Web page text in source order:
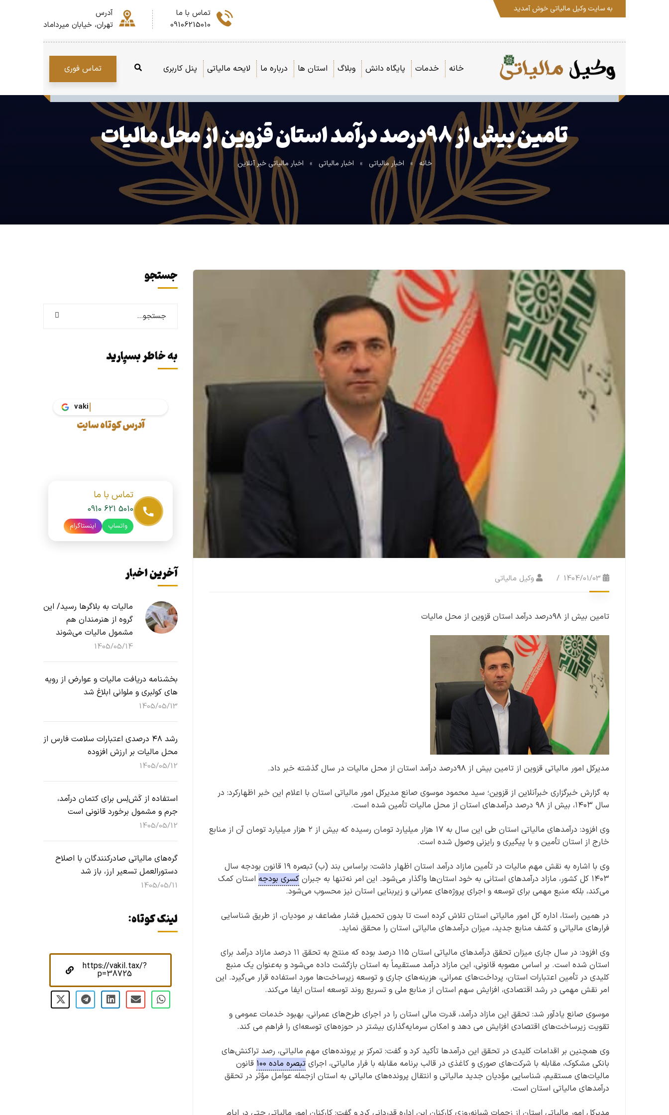
به سایت وکیل مالیاتی خوش آمدید
تماس با ما
09106215010
آدرس
تهران، خیابان میرداماد
خانه خدمات پایگاه دانش وبلاگ استان ها درباره ما لایحه مالیاتی پنل کاربری تماس فوری
تامین بیش از ۹۸درصد درآمد استان قزوین از محل مالیات
خانه » اخبار مالیاتی » اخبار مالیاتی » اخبار مالیاتی خبر آنلاین
1404/01/03 وکیل مالیاتی
تامین بیش از ۹۸درصد درآمد استان قزوین از محل مالیات
مدیرکل امور مالیاتی قزوین از تامین بیش از ۹۸درصد درآمد استان از محل مالیات در سال گذشته خبر داد.
به گزارش خبرگزاری خبرآنلاین از قزوین؛ سید محمود موسوی صانع مدیرکل امور مالیاتی استان با اعلام این خبر اظهارکرد: در
سال ۱۴۰۳، بیش از ۹۸ درصد درآمدهای استان از محل مالیات تأمین شده است.
وی افزود: درآمدهای مالیاتی استان طی این سال به ۱۷ هزار میلیارد تومان رسیده که بیش از ۲ هزار میلیارد تومان آن از منابع
خارج از استان تأمین و با پیگیری و رایزنی وصول شده است.
وی با اشاره به نقش مهم مالیات در تأمین مازاد درآمد استان اظهار داشت: براساس بند (ب) تبصره ۱۹ قانون بودجه سال
۱۴۰۳ کل کشور، مازاد درآمدهای استانی به خود استان‌ها واگذار می‌شود. این امر نه‌تنها به جبران
کسری بودجه استان کمک
می‌کند، بلکه منبع مهمی برای توسعه و اجرای پروژه‌های عمرانی و زیربنایی استان نیز محسوب می‌شود.
در همین راستا، اداره کل امور مالیاتی استان تلاش کرده است تا بدون تحمیل فشار مضاعف بر مودیان، از طریق شناسایی
فرارهای مالیاتی و کشف منابع جدید، میزان درآمدهای مالیاتی استان را محقق نماید.
وی افزود: در سال جاری میزان تحقق درآمدهای مالیاتی استان ۱۱۵ درصد بوده که منتج به تحقق ۱۱ درصد مازاد درآمد برای
استان شده است. بر اساس مصوبه قانونی، این مازاد درآمد مستقیماً به استان بازگشت داده می‌شود و به‌عنوان یک منبع
کلیدی در تأمین اعتبارات استان، پرداخت‌های عمرانی، هزینه‌های جاری و توسعه زیرساخت‌ها مورد استفاده قرار می‌گیرد. این
امر نقش مهمی در رشد اقتصادی، افزایش سهم استان از منابع ملی و تسریع روند توسعه استان ایفا می‌کند.
موسوی صانع یادآور شد: تحقق این مازاد درآمد، قدرت مالی استان را در اجرای طرح‌های عمرانی، بهبود خدمات عمومی و
تقویت زیرساخت‌های اقتصادی افزایش می دهد و امکان سرمایه‌گذاری بیشتر در حوزه‌های توسعه‌ای را فراهم می کند.
وی همچنین بر اقدامات کلیدی در تحقق این درآمدها تأکید کرد و گفت: تمرکز بر پرونده‌های مهم مالیاتی، رصد تراکنش‌های
بانکی مشکوک، مقابله با شرکت‌های صوری و کاغذی در قالب برنامه مقابله با فرار مالیاتی، اجرای تبصره ماده ۱۰۰
قانون
مالیات‌های مستقیم، شناسایی مؤدیان جدید مالیاتی و انتقال پرونده‌های مالیاتی به استان ازجمله عوامل مؤثر در تحقق
درآمدهای مالیاتی استان است.
جستجو
به خاطر بسپارید
آدرس کوتاه سایت
تماس با ما
0910 621 5010
واتساپ اینستاگرام
آخرین اخبار
مالیات به بلاگرها رسید/ این
گروه از هنرمندان هم
مشمول مالیات می‌شوند
1405/05/14
بخشنامه دریافت مالیات و عوارض از رویه
های کولبری و ملوانی ابلاغ شد
1405/05/13
رشد ۴۸ درصدی اعتبارات سلامت فارس از
محل مالیات بر ارزش افزوده
1405/05/12
استفاده از کَش‌لِس برای کتمان درآمد،
جرم و مشمول برخورد قانونی است
1405/05/12
گره‌های مالیاتی صادرکنندگان با اصلاح
دستورالعمل تسعیر ارز، باز شد
1405/05/11
لینک کوتاه:
https://vakil.tax/?
p=38725